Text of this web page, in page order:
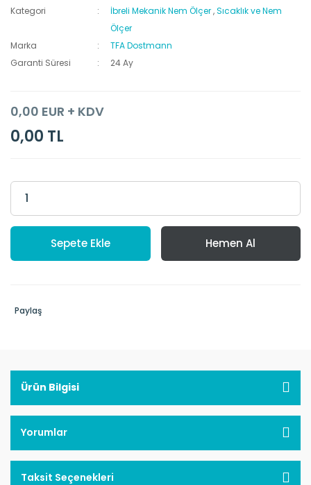
Kategori
İbreli Mekanik Nem Ölçer,Sıcaklık ve Nem
Ölçer
Marka
TFA Dostmann
Garanti Süresi
24 Ay
0,00 EUR + KDV
0,00 TL
Sepete Ekle Hemen Al
Paylaş
Ürün Bilgisi
Yorumlar
Taksit Seçenekleri